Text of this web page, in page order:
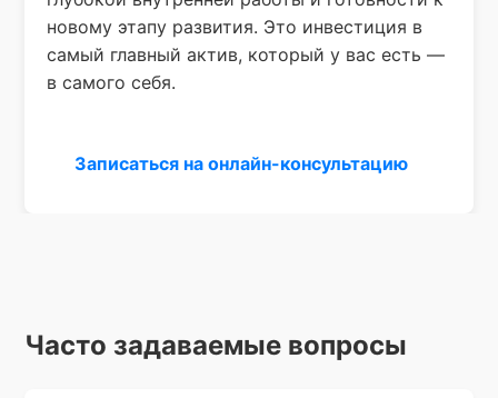
новому этапу развития. Это инвестиция в
самый главный актив, который у вас есть —
в самого себя.
Записаться на онлайн-консультацию
Часто задаваемые вопросы